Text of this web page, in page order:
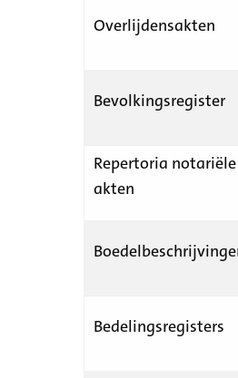
Overlijdensakten
Bevolkingsregister
Repertoria notariële
akten
Bedelingsregisters